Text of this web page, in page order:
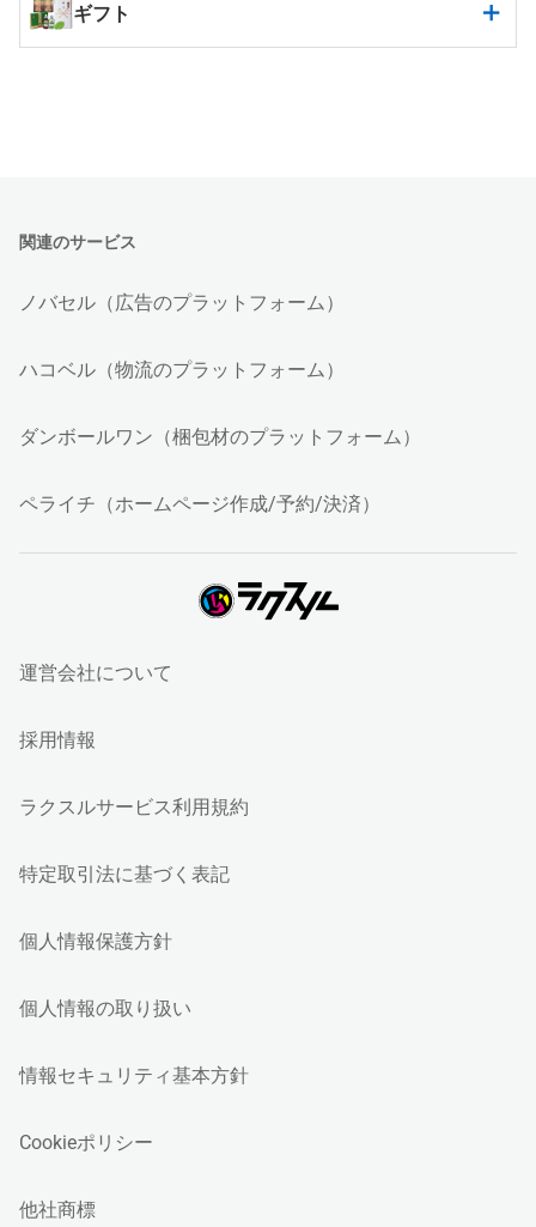
ギフト
関連のサービス
ノバセル（広告のプラットフォーム）
ハコベル（物流のプラットフォーム）
ダンボールワン（梱包材のプラットフォーム）
ペライチ（ホームページ作成/予約/決済）
運営会社について
採用情報
ラクスルサービス利用規約
特定取引法に基づく表記
個人情報保護方針
個人情報の取り扱い
情報セキュリティ基本方針
Cookieポリシー
他社商標